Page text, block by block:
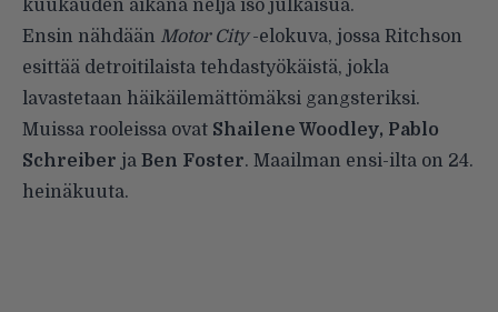
kuukauden aikana neljä iso julkaisua.
Ensin nähdään Motor City-elokuva, jossa Ritchson
esittää detroitilaista tehdastyökäistä, jokla
lavastetaan häikäilemättömäksi gangsteriksi.
Muissa rooleissa ovat Shailene Woodley, Pablo
Schreiber ja Ben Foster. Maailman ensi-ilta on 24.
heinäkuuta.